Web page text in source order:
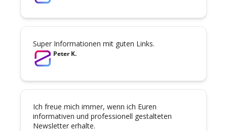
Super Informationen mit guten Links.
Peter K.
Ich freue mich immer, wenn ich Euren
informativen und professionell gestalteten
Newsletter erhalte.